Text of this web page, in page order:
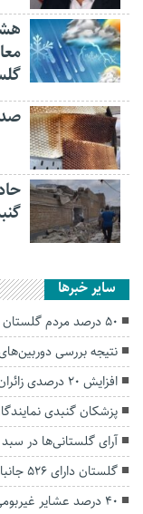
سایر خبرها
۵۰ درصد مردم گلستان فعالیت بدنی مطلوب ندارند
نتیجه بررسی
افزایش ۲۰ درصدی زائران حج تمتع گلستانی نسبت به سال گذشته
پزشکان گنبدی
آرای گلستانی‌ها در
گلستان دارای ۵۲۶ جانباز زیر ۲۵ درصد است
۴۰ درصد عشایر غیربومی به‌دلیل خشکسالی از مراتع گلستان خارج شدند